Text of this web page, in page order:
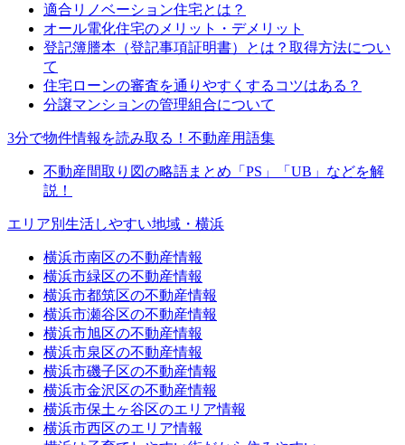
適合リノベーション住宅とは？
オール電化住宅のメリット・デメリット
登記簿謄本（登記事項証明書）とは？取得方法につい
て
住宅ローンの審査を通りやすくするコツはある？
分譲マンションの管理組合について
3分で物件情報を読み取る！不動産用語集
不動産間取り図の略語まとめ「PS」「UB」などを解
説！
エリア別生活しやすい地域・横浜
横浜市南区の不動産情報
横浜市緑区の不動産情報
横浜市都筑区の不動産情報
横浜市瀬谷区の不動産情報
横浜市旭区の不動産情報
横浜市泉区の不動産情報
横浜市磯子区の不動産情報
横浜市金沢区の不動産情報
横浜市保土ヶ谷区のエリア情報
横浜市西区のエリア情報